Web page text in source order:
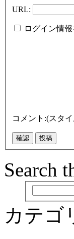
URL:
ログイン情
コメント:(スタ
Search
カテゴ